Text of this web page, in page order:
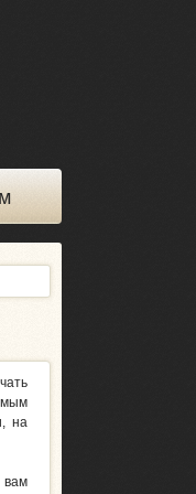
на
вам